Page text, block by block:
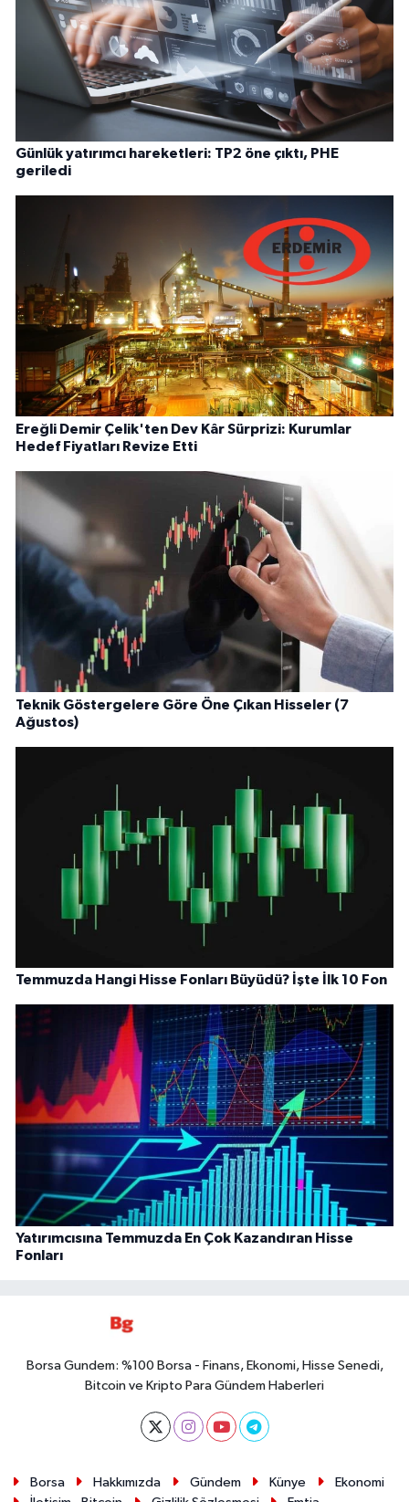
Günlük yatırımcı hareketleri: TP2 öne çıktı, PHE
geriledi
Ereğli Demir Çelik'ten Dev Kâr Sürprizi: Kurumlar
Hedef Fiyatları Revize Etti
Teknik Göstergelere Göre Öne Çıkan Hisseler (7
Ağustos)
Temmuzda Hangi Hisse Fonları Büyüdü? İşte İlk 10 Fon
Yatırımcısına Temmuzda En Çok Kazandıran Hisse
Fonları
Borsa Gundem: %100 Borsa - Finans, Ekonomi, Hisse Senedi,
Bitcoin ve Kripto Para Gündem Haberleri
Borsa Hakkımızda Gündem Künye
Ekonomi